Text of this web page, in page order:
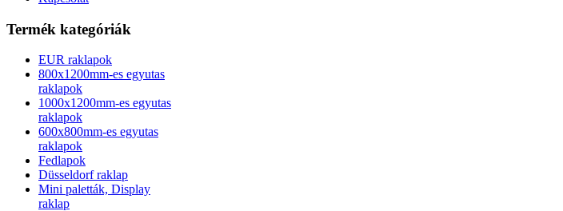
Termék kategóriák
EUR raklapok
800x1200mm-es egyutas
raklapok
1000x1200mm-es egyutas
raklapok
600x800mm-es egyutas
raklapok
Fedlapok
Düsseldorf raklap
Mini paletták, Display
raklap